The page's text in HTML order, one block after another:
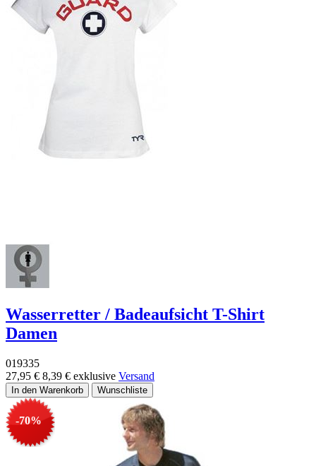
Wasserretter / Badeaufsicht T-Shirt
Damen
019335
27,95 € 8,39 € exklusive Versand
-70%